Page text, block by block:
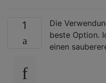
1
Die
beste Option.
einen